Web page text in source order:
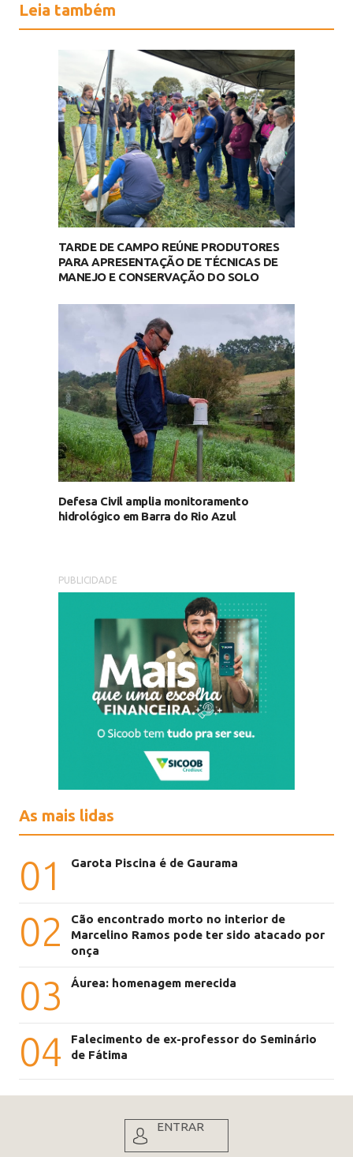
Leia também
TARDE DE CAMPO REÚNE PRODUTORES
PARA APRESENTAÇÃO DE TÉCNICAS DE
MANEJO E CONSERVAÇÃO DO SOLO
Defesa Civil amplia monitoramento
hidrológico em Barra do Rio Azul
PUBLICIDADE
As mais lidas
01 Garota Piscina é de Gaurama
02
Cão encontrado morto no interior de
Marcelino Ramos pode ter sido atacado por
onça
03 Áurea: homenagem merecida
04
Falecimento de ex-professor do Seminário
de Fátima
ENTRAR